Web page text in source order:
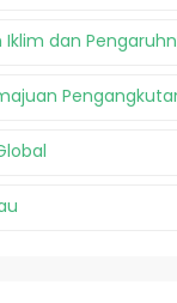
Iklim dan